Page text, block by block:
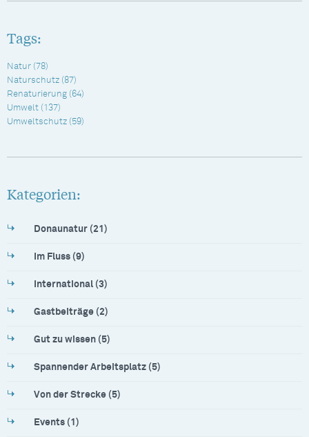
Tags:
Natur (78)
Naturschutz (87)
Renaturierung (64)
Umwelt (137)
Umweltschutz (59)
Kategorien:
Donaunatur (21)
Im Fluss (9)
International (3)
Gastbeiträge (2)
Gut zu wissen (5)
Spannender Arbeitsplatz (5)
Von der Strecke (5)
Events (1)